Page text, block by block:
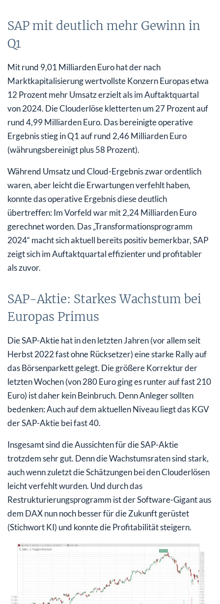
SAP mit deutlich mehr Gewinn in
Q1
Mit rund 9,01 Milliarden Euro hat der nach
Marktkapitalisierung wertvollste Konzern Europas etwa
12 Prozent mehr Umsatz erzielt als im Auftaktquartal
von 2024. Die Clouderlöse kletterten um 27 Prozent auf
rund 4,99 Milliarden Euro. Das bereinigte operative
Ergebnis stieg in Q1 auf rund 2,46 Milliarden Euro
(währungsbereinigt plus 58 Prozent).
Während Umsatz und Cloud-Ergebnis zwar ordentlich
waren, aber leicht die Erwartungen verfehlt haben,
konnte das operative Ergebnis diese deutlich
übertreffen: Im Vorfeld war mit 2,24 Milliarden Euro
gerechnet worden. Das „Transformationsprogramm
2024“ macht sich aktuell bereits positiv bemerkbar, SAP
zeigt sich im Auftaktquartal effizienter und profitabler
als zuvor.
SAP-Aktie: Starkes Wachstum bei
Europas Primus
Die SAP-Aktie hat in den letzten Jahren (vor allem seit
Herbst 2022 fast ohne Rücksetzer) eine starke Rally auf
das Börsenparkett gelegt. Die größere Korrektur der
letzten Wochen (von 280 Euro ging es runter auf fast 210
Euro) ist daher kein Beinbruch. Denn Anleger sollten
bedenken: Auch auf dem aktuellen Niveau liegt das KGV
der SAP-Aktie bei fast 40.
Insgesamt sind die Aussichten für die SAP-Aktie
trotzdem sehr gut. Denn die Wachstumsraten sind stark,
auch wenn zuletzt die Schätzungen bei den Clouderlösen
leicht verfehlt wurden. Und durch das
Restrukturierungsprogramm ist der Software-Gigant aus
dem DAX nun noch besser für die Zukunft gerüstet
(Stichwort KI) und konnte die Profitabilität steigern.